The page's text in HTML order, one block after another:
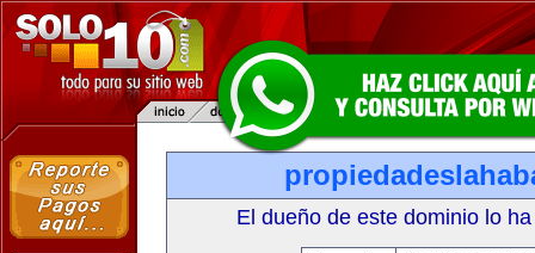
El dueño de este dominio lo